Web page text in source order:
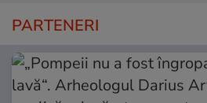
PARTENERI